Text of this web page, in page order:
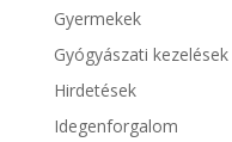
Gyermekek
Gyógyászati kezelések
Hirdetések
Idegenforgalom